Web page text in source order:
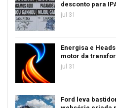
desconto para
jul 31
Energisa e
motor da
jul 31
Ford leva